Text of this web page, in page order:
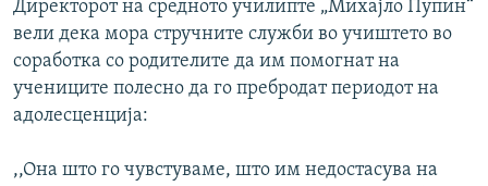
Директорот на средното училипте „Михајло Пупин“
вели дека мора стручните служби во учиштето во
соработка со родителите да им помогнат на
учениците полесно да го пребродат периодот на
адолесценција:
,,Она што го чувстуваме, што им недостасува на